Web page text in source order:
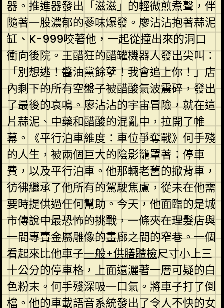
器。推進器發出「滋滋」的輕微煎煮聲，伴
隨著一股濃郁的蔘味爆發。廖沾沾抱著蒜泥
缸、K-999咬著他，一起從撞出來的洞口
衝向後院。王醋狂的醋罐機器人發出尖叫：
「別想逃！醬油黨餘孽！我會追上你！」店
內剩下的所有空盤子被醋酸氣波震碎，發出
了最後的哀鳴。廖沾沾的宇宙冒險，就在這
片蒜泥、中藥和醋酸的混亂中，拉開了帷
幕。《平行泊車維度：車位爭奪戰》何手殘
的人生，被兩個巨大的陰影籠罩著：停車
費，以及平行泊車。他那輛老舊的掀背車，
彷彿繼承了他所有的駕駛焦慮，從未在他需
要時提供過任何幫助。今天，他面臨的是城
市傳說中最恐怖的挑戰，一條夾在理髮店與
一間專賣金屬雕像的畫廊之間的窄巷。一個
看起來比他車子一般+供膳體檢尺寸小上三
十公分的停車格，上面還灑著一層可疑的白
色粉末。何手殘深吸一口氣。將車子打了倒
檔。他的車載語音系統發出了令人不快的女